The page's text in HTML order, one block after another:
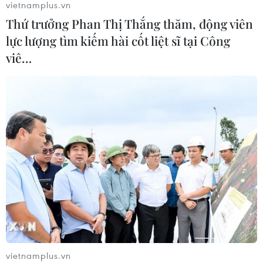
Phó Tổng Biên tập: NGUYỄN THỊ TÁM, KHÚC THANH
THỦY
Sở hữu trí tuệ
Quy định sử dụng
RSS
Hỗ trợ
Ngôn ngữ
TTXVN
Dịch vụ tin
Quảng cáo
Liên hệ
vietnamplus.vn
Thứ trưởng Phan Thị Thắng thăm, động viên
lực lượng tìm kiếm hài cốt liệt sĩ tại Công
viê…
vietnamplus.vn